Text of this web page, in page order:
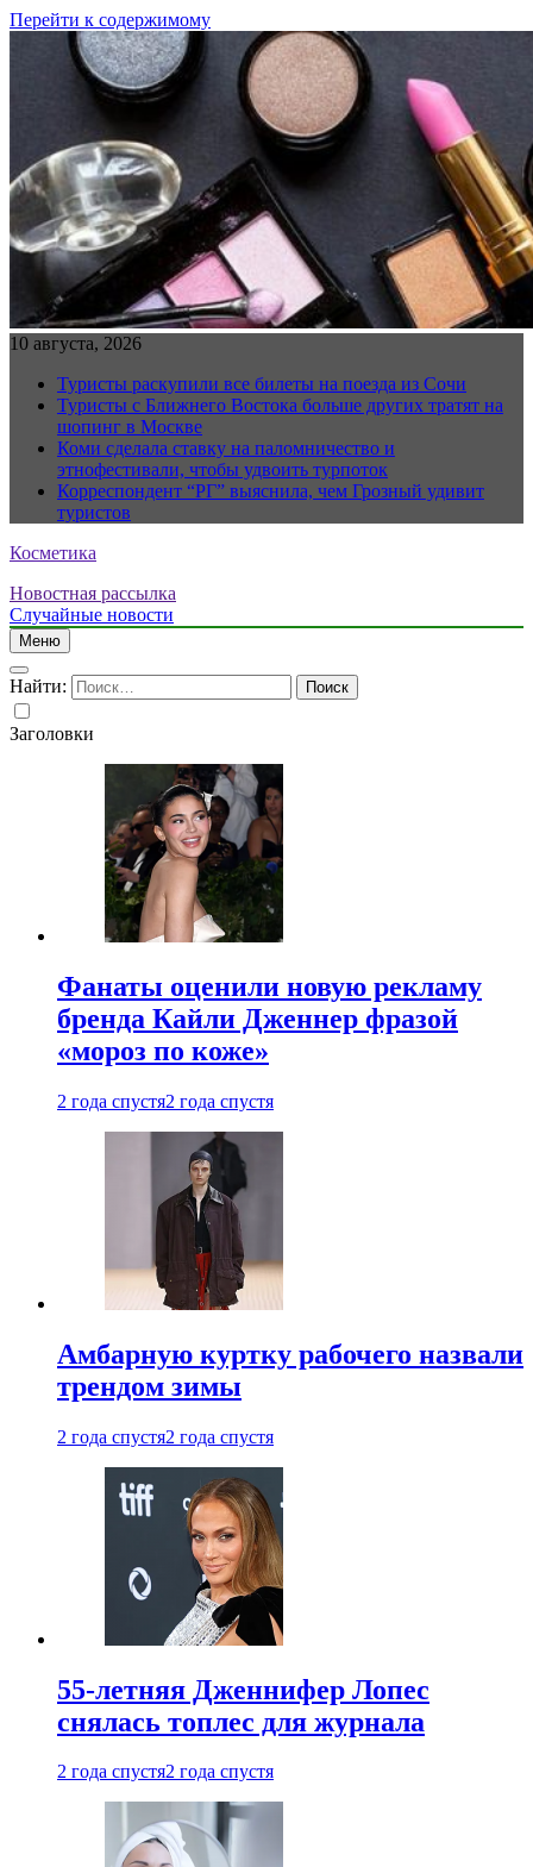
Перейти к содержимому
10 августа, 2026
Туристы раскупили все билеты на поезда из Сочи
Туристы с Ближнего Востока больше других тратят на
шопинг в Москве
Коми сделала ставку на паломничество и
этнофестивали, чтобы удвоить турпоток
Корреспондент “РГ” выяснила, чем Грозный удивит
туристов
Косметика
Новостная рассылка
Случайные новости
Меню
Найти:
Заголовки
Фанаты оценили новую рекламу
бренда Кайли Дженнер фразой
«мороз по коже»
2 года спустя2 года спустя
Амбарную куртку рабочего назвали
трендом зимы
2 года спустя2 года спустя
55-летняя Дженнифер Лопес
снялась топлес для журнала
2 года спустя2 года спустя